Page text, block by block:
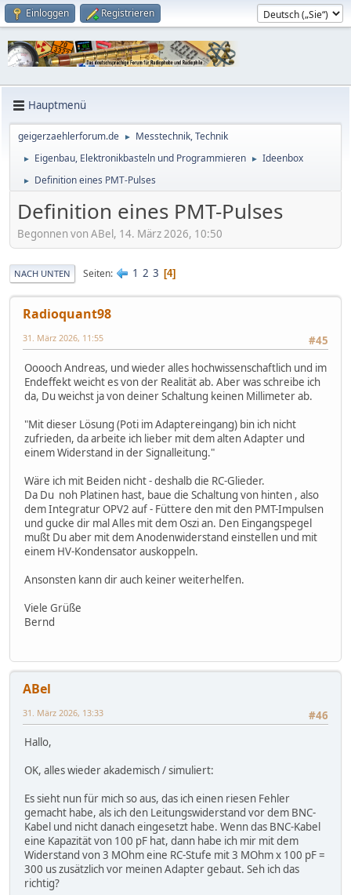
Einloggen Registrieren
Hauptmenü
geigerzaehlerforum.de ► Messtechnik, Technik
► Eigenbau, Elektronikbasteln und Programmieren ► Ideenbox
► Definition eines PMT-Pulses
Definition eines PMT-Pulses
Begonnen von ABel, 14. März 2026, 10:50
NACH UNTEN Seiten 1 2 3 4
Radioquant98
#45
31. März 2026, 11:55
Ooooch Andreas, und wieder alles hochwissenschaftlich und im
Endeffekt weicht es von der Realität ab. Aber was schreibe ich
da, Du weichst ja von deiner Schaltung keinen Millimeter ab.
"Mit dieser Lösung (Poti im Adaptereingang) bin ich nicht
zufrieden, da arbeite ich lieber mit dem alten Adapter und
einem Widerstand in der Signalleitung."
Wäre ich mit Beiden nicht - deshalb die RC-Glieder.
Da Du noh Platinen hast, baue die Schaltung von hinten , also
dem Integratur OPV2 auf - Füttere den mit den PMT-Impulsen
und gucke dir mal Alles mit dem Oszi an. Den Eingangspegel
mußt Du aber mit dem Anodenwiderstand einstellen und mit
einem HV-Kondensator auskoppeln.
Ansonsten kann dir auch keiner weiterhelfen.
Viele Grüße
Bernd
ABel
#46
31. März 2026, 13:33
Hallo,
OK, alles wieder akademisch / simuliert:
Es sieht nun für mich so aus, das ich einen riesen Fehler
gemacht habe, als ich den Leitungswiderstand vor dem BNC-
Kabel und nicht danach eingesetzt habe. Wenn das BNC-Kabel
eine Kapazität von 100 pF hat, dann habe ich mir mit dem
Widerstand von 3 MOhm eine RC-Stufe mit 3 MOhm x 100 pF =
300 us zusätzlich vor meinen Adapter gebaut. Seh ich das
richtig?